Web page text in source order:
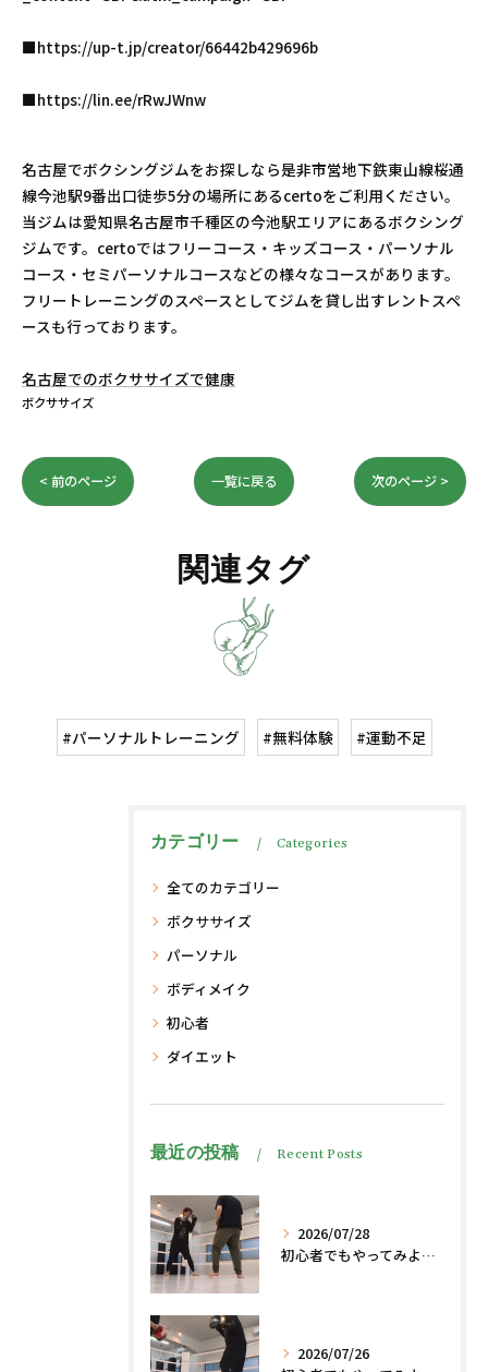
■https://up-t.jp/creator/66442b429696b
■https://lin.ee/rRwJWnw
名古屋でボクシングジムをお探しなら是非市営地下鉄東山線桜通
線今池駅9番出口徒歩5分の場所にあるcertoをご利用ください。
当ジムは愛知県名古屋市千種区の今池駅エリアにあるボクシング
ジムです。certoではフリーコース・キッズコース・パーソナル
コース・セミパーソナルコースなどの様々なコースがあります。
フリートレーニングのスペースとしてジムを貸し出すレントスペ
ースも行っております。
名古屋でのボクササイズで健康
ボクササイズ
< 前のページ 一覧に戻る 次のページ >
関連タグ
#パーソナルトレーニング #無料体験 #運動不足
カテゴリー Categories
全てのカテゴリー
ボクササイズ
パーソナル
ボディメイク
初心者
ダイエット
最近の投稿 Recent Posts
2026/07/28
初心者でもやってみよう、格闘技でダイエット脂肪燃焼🔥
2026/07/26